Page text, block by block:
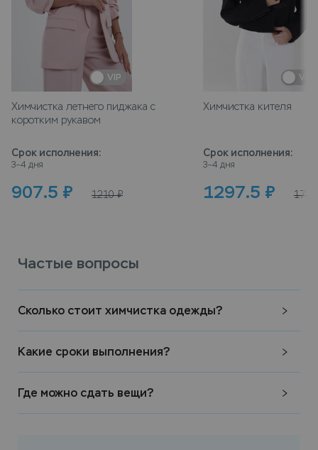
VIP
Химчистка летнего пиджака с
коротким рукавом
Срок исполнения:
3–4 дня
907.5 ₽ 1210 ₽
VIP
Химчистка кителя
Срок исполнения:
3–4 дня
1297.5 ₽ 1730
Частые вопросы
Сколько стоит химчистка одежды?
Какие сроки выполнения?
Где можно сдать вещи?